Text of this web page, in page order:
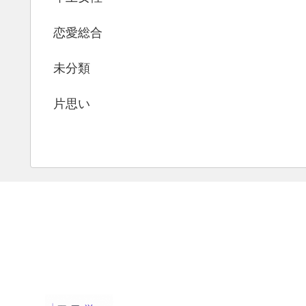
恋愛総合
未分類
片思い